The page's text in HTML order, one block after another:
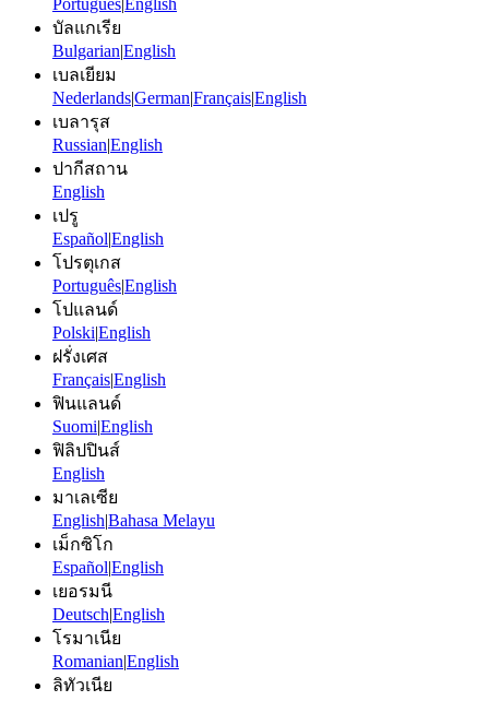
Português English
บัลแกเรีย
Bulgarian|English
เบลเยียม
Nederlands|German|Français|English
เบลารุส
Russian|English
ปากีสถาน
English
เปรู
Español|English
โปรตุเกส
Português|English
โปแลนด์
Polski|English
ฝรั่งเศส
Français|English
ฟินแลนด์
Suomi|English
ฟิลิปปินส์
English
มาเลเซีย
English|Bahasa Melayu
เม็กซิโก
Español|English
เยอรมนี
Deutsch|English
โรมาเนีย
Romanian|English
ลิทัวเนีย